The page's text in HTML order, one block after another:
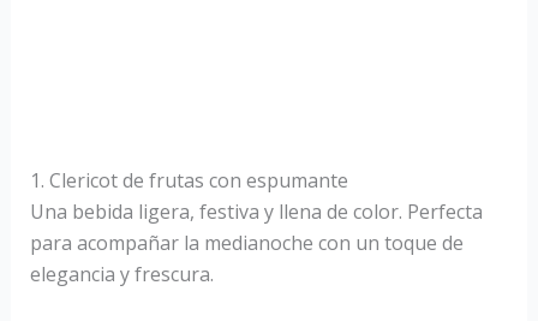
1. Clericot de frutas con espumante
Una bebida ligera, festiva y llena de color. Perfecta
para acompañar la medianoche con un toque de
elegancia y frescura.